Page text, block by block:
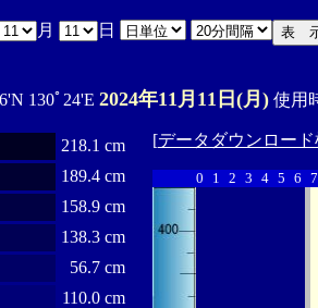
月 日
130ﾟ24'E 2024年11月11日(月) 使用
218.1 cm
189.4 cm
158.9 cm
138.3 cm
56.7 cm
110.0 cm
[データダウンロード
0 1 2 3 4 5 6 7